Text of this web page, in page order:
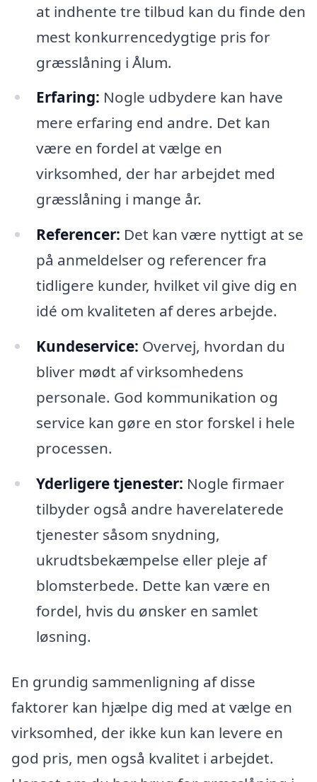
at indhente tre tilbud kan du finde den
mest konkurrencedygtige pris for
græsslåning i Ålum.
Erfaring: Nogle udbydere kan have
mere erfaring end andre. Det kan
være en fordel at vælge en
virksomhed, der har arbejdet med
græsslåning i mange år.
Referencer: Det kan være nyttigt at se
på anmeldelser og referencer fra
tidligere kunder, hvilket vil give dig en
idé om kvaliteten af deres arbejde.
Kundeservice: Overvej, hvordan du
bliver mødt af virksomhedens
personale. God kommunikation og
service kan gøre en stor forskel i hele
processen.
Yderligere tjenester: Nogle firmaer
tilbyder også andre haverelaterede
tjenester såsom snydning,
ukrudtsbekæmpelse eller pleje af
blomsterbede. Dette kan være en
fordel, hvis du ønsker en samlet
løsning.
En grundig sammenligning af disse
faktorer kan hjælpe dig med at vælge en
virksomhed, der ikke kun kan levere en
god pris, men også kvalitet i arbejdet.